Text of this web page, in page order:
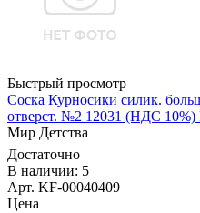
Быстрый просмотр
Соска Курносики силик.
отверст. №2 12031 (НДС
Мир Детства
Достаточно
В наличии: 5
Арт. KF-00040409
Цена